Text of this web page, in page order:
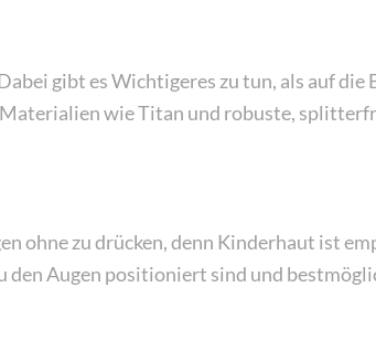
gibt es Wichtigeres zu tun, als auf die
wie Titan und robuste,
ohne zu drücken, denn Kinderhaut ist
Augen positioniert sind und